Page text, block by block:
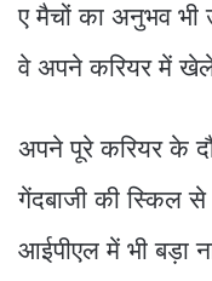
ए मैचों का अनुभव
वे अपने करियर में
अपने पूरे करियर के
गेंदबाजी की स्किल
आईपीएल में भी बड़ा